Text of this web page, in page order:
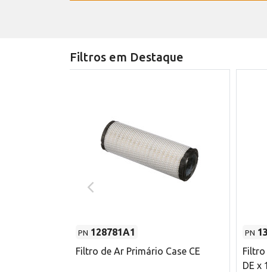
Filtros em Destaque
PN 128781A1
Filtro de Ar Primário Case CE
PN
DE x